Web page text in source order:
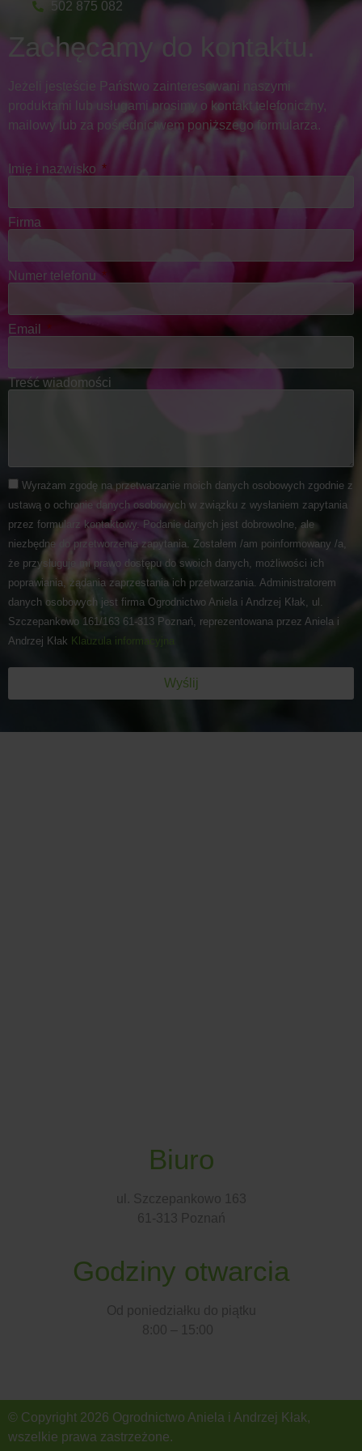
502 875 082
Zachęcamy do kontaktu.
Jeżeli jesteście Państwo zainteresowani naszymi
produktami lub usługami prosimy o kontakt telefoniczny,
mailowy lub za pośrednictwem poniższego formularza.
Imię i nazwisko
Firma
Numer telefonu
Email
Treść wiadomości
Wyrażam zgodę na przetwarzanie moich danych osobowych zgodnie z
ustawą o ochronie danych osobowych w związku z wysłaniem zapytania
przez formularz kontaktowy. Podanie danych jest dobrowolne, ale
niezbędne do przetworzenia zapytania. Zostałem /am poinformowany /a,
że przysługuje mi prawo dostępu do swoich danych, możliwości ich
poprawiania, żądania zaprzestania ich przetwarzania. Administratorem
danych osobowych jest firma Ogrodnictwo Aniela i Andrzej Kłak, ul.
Szczepankowo 161/163 61-313 Poznań, reprezentowana przez Aniela i
Andrzej Kłak Klauzula informacyjna
Wyślij
Biuro
ul. Szczepankowo 163
61-313 Poznań
Godziny otwarcia
Od poniedziałku do piątku
8:00 – 15:00
© Copyright 2026 Ogrodnictwo Aniela i Andrzej Kłak,
wszelkie prawa zastrzeżone.